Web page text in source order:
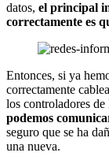
datos, el principal
correctamente es
Entonces, si ya
correctamente
los controladores de
podemos
seguro que se ha
una nueva.